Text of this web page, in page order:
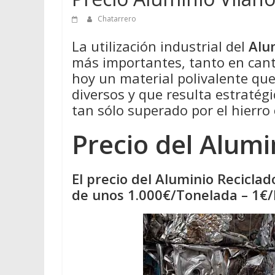
Chatarrero
La utilización industrial del
más importantes, tanto en
hoy un material polivalente
diversos y que resulta
tan sólo superado por el hierro
Precio del
El precio del Aluminio
de unos 1.000€/Tonelada –